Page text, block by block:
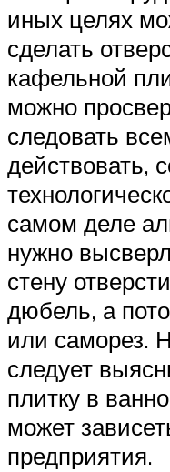
иных целях
сделать
кафельной
можно
следовать
действовать,
самом деле
нужно
стену
дюбель, а
или саморез.
следует
плитку в
может
предприятия.